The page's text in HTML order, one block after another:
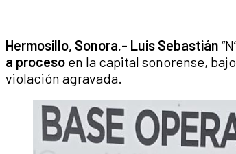
Hermosillo, Sonora.- Luis Sebastián
a proceso en la capital sonorense,
violación agravada.